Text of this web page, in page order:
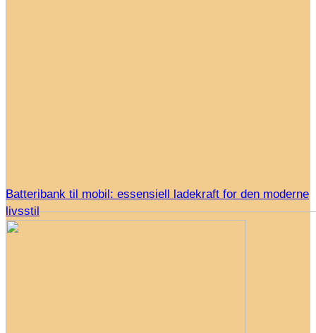
Batteribank til mobil: essensiell ladekraft for den moderne
livsstil